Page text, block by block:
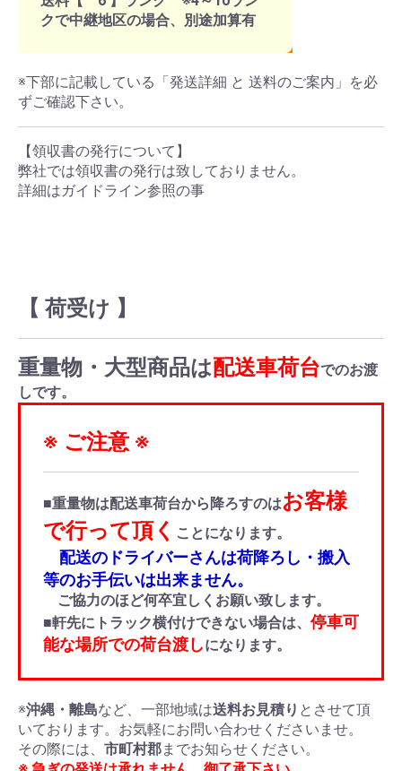
クで中継地区の場合、別途加算有
※下部に記載している「発送詳細 と 送料のご案内」を必
ずご確認下さい。
【領収書の発行について】
弊社では領収書の発行は致しておりません。
詳細はガイドライン参照の事
【 荷受け 】
重量物・大型商品は配送車荷台でのお渡
しです。
※ ご注意 ※
■重量物は配送車荷台から降ろすのはお客様
で行って頂く ことになります。
配送のドライバーさんは荷降ろし・搬入
等のお手伝いは出来ません。
ご協力のほど何卒宜しくお願い致します。
■軒先にトラック横付けできない場合は、 停車可
能な場所での荷台渡しになります。
※沖縄・離島など、一部地域は送料お見積り とさせて頂
いております。お気軽にお問い合わせくださいませ。
その際には、 市町村郡までお知らせください。